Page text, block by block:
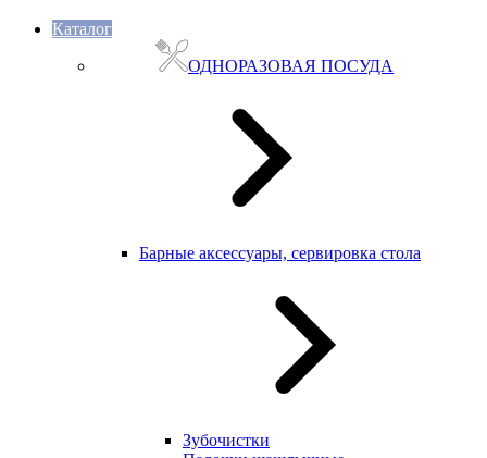
Каталог
ОДНОРАЗОВАЯ ПОСУДА
Барные аксессуары, сервировка стола
Зубочистки